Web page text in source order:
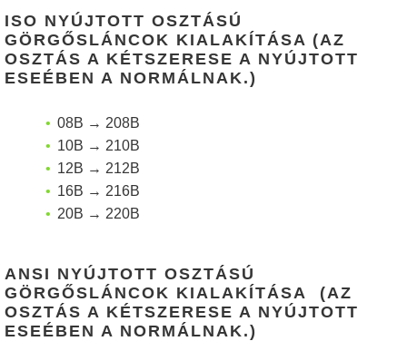
ISO NYÚJTOTT OSZTÁSÚ
GÖRGŐSLÁNCOK KIALAKÍTÁSA (AZ
OSZTÁS A KÉTSZERESE A NYÚJTOTT
ESEÉBEN A NORMÁLNAK.)
08B → 208B
10B → 210B
12B → 212B
16B → 216B
20B → 220B
ANSI NYÚJTOTT OSZTÁSÚ
GÖRGŐSLÁNCOK KIALAKÍTÁSA (AZ
OSZTÁS A KÉTSZERESE A NYÚJTOTT
ESEÉBEN A NORMÁLNAK.)